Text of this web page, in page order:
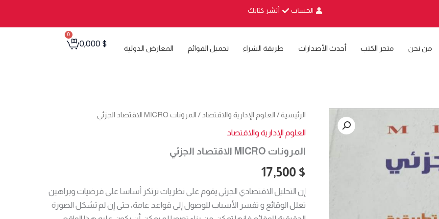
الحساب أنشر كتابك
من نحن متجر الكتب أحدث الأصدارات طريقة الشراء تحميل القوائم المعارض الدولية 0,000$
0
Cart
الرئيسية/ العلوم الإدارية والاقتصاد / المرونات MICRO الاقتصاد الجزئي
العلوم الإدارية والاقتصاد
المرونات MICRO الاقتصاد الجزئي
17,500 $
إن التحليل الاقتصادي الجزئي يقوم على نظريات ترتكز أساسا على فرضيات وبراهين
تعلل الوقائع و تفسر الأسباب للوصول إلى قواعد عامة، حتى إن لم تشكل الصورة
كمية
MICRO
الجزئي